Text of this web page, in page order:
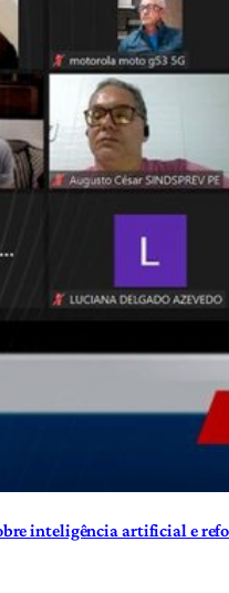
inteligência artificial e